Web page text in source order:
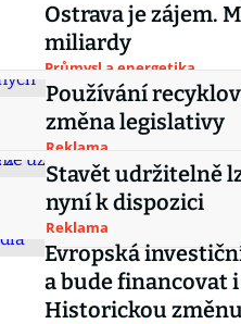
Ostrava je zájem.
miliardy
Průmysl a energetika
Používání
změna legislativy
Reklama
Stavět udržitelně
nyní k dispozici
Reklama
Evropská
a bude financovat
Historickou